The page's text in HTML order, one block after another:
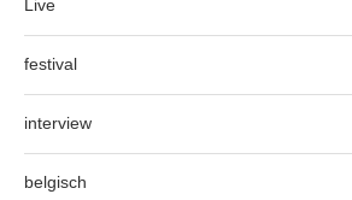
Live
festival
interview
belgisch